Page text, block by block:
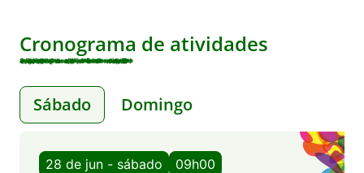
Cronograma de atividades
Sábado Domingo
28 de jun - sábado 09h00